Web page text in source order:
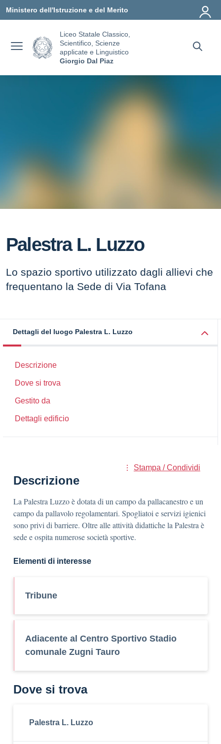
Ministero dell'Istruzione e del Merito
Liceo Statale Classico,
Scientifico, Scienze
applicate e Linguistico
Giorgio Dal Piaz
Palestra L. Luzzo
Lo spazio sportivo utilizzato dagli allievi che
frequentano la Sede di Via Tofana
Dettagli del luogo Palestra L. Luzzo
Descrizione
Dove si trova
Gestito da
Dettagli edificio
Stampa / Condividi
Descrizione
La Palestra Luzzo è dotata di un campo da pallacanestro e un
campo da pallavolo regolamentari. Spogliatoi e servizi igienici
sono privi di barriere. Oltre alle attività didattiche la Palestra è
sede e ospita numerose società sportive.
Elementi di interesse
Tribune
Adiacente al Centro Sportivo Stadio
comunale Zugni Tauro
Dove si trova
Palestra L. Luzzo